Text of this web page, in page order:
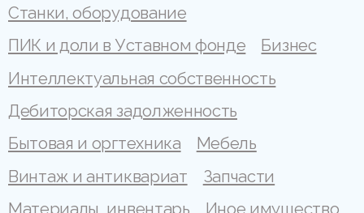
Станки, оборудование
ПИК и доли в Уставном фонде
Бизнес
Интеллектуальная собственность
Дебиторская задолженность
Бытовая и оргтехника
Мебель
Винтаж и антиквариат
Запчасти
Материалы, инвентарь
Иное имущество